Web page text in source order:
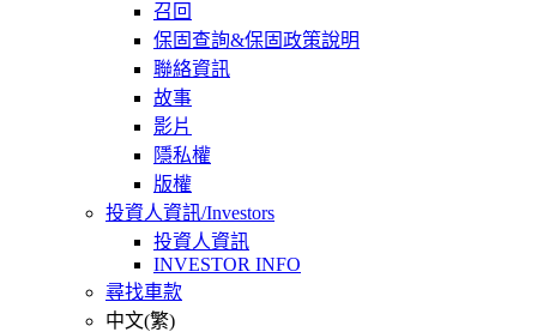
召回
保固查詢&保固政策說明
聯絡資訊
故事
影片
隱私權
版權
投資人資訊/Investors
投資人資訊
INVESTOR INFO
尋找車款
中文(繁)